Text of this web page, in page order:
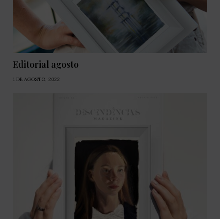
Editorial agosto
1 DE AGOSTO, 2022